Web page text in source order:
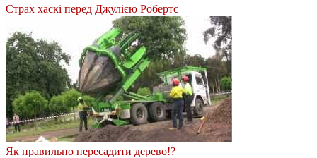
Страх хаскі перед Джулією Робертс
Як правильно пересадити дерево!?